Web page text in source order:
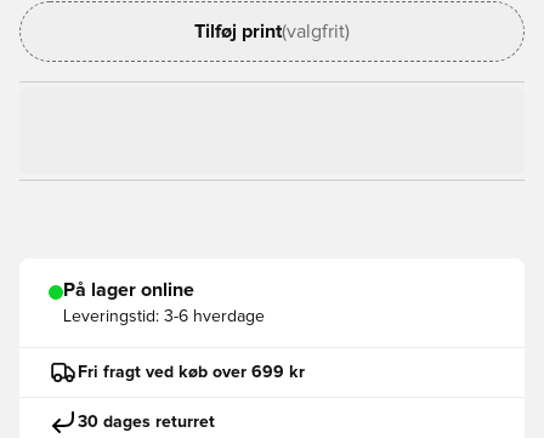
Tilføj print(valgfrit)
På lager online
Leveringstid: 3-6 hverdage
Fri fragt ved køb over 699 kr
30 dages returret